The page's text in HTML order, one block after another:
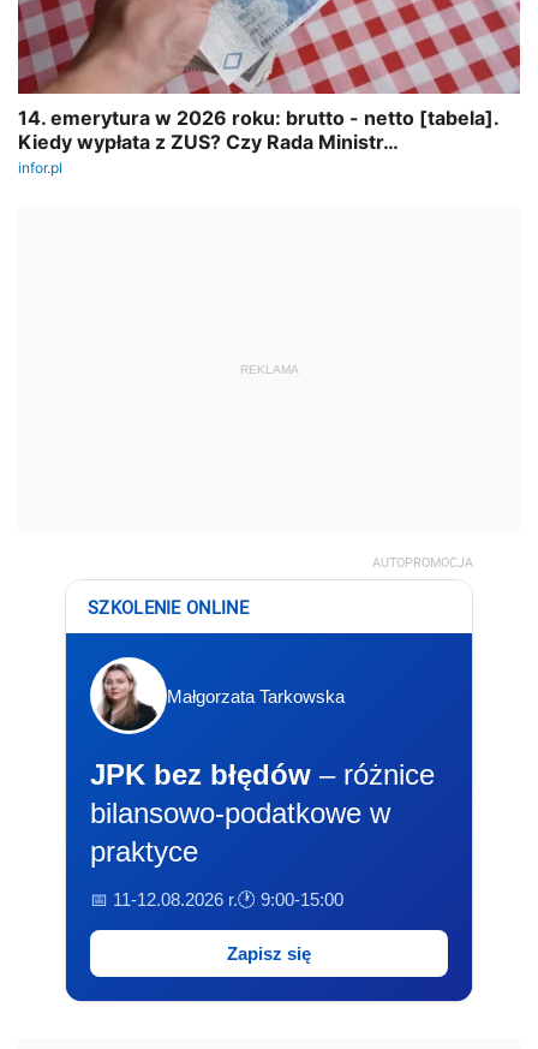
REKLAMA
AUTOPROMOCJA
SZKOLENIE ONLINE
Małgorzata Tarkowska
JPK bez błędów – różnice
bilansowo-podatkowe w
praktyce
📅 11-12.08.2026 r.🕐 9:00-15:00
Zapisz się